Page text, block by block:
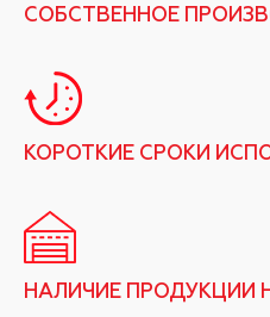
СОБСТВЕННОЕ
КОРОТКИЕ СРОКИ
НАЛИЧИЕ ПРОДУКЦИИ